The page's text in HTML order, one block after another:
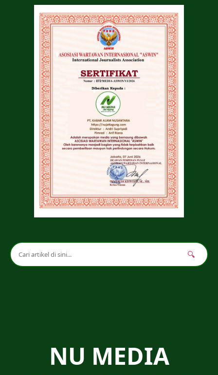
🔍
NU MEDIA